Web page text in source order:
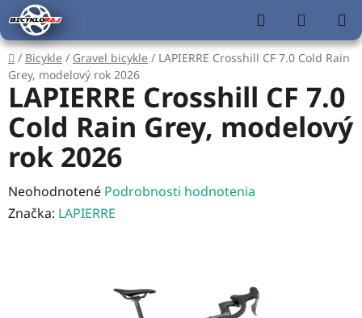
Prejsť
na
obsah
Hľadať
KOŠÍK
Domov
/ Bicykle / Gravel bicykle / LAPIERRE Crosshill CF 7.0 Cold Rain
Grey, modelový rok 2026
LAPIERRE Crosshill CF 7.0
Cold Rain Grey, modelový
rok 2026
Priemerné
hodnotenie
Neohodnotené Podrobnosti hodnotenia
Značka: LAPIERRE